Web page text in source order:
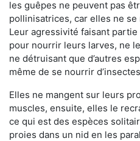
les guêpes ne peuvent pas
pollinisatrices, car elles ne
Leur agressivité faisant
pour nourrir leurs larves, ne le
ne détruisant que d’autres
même de se nourrir
Elles ne mangent sur leurs
muscles, ensuite, elles le
ce qui est des espèces
proies dans un nid en les